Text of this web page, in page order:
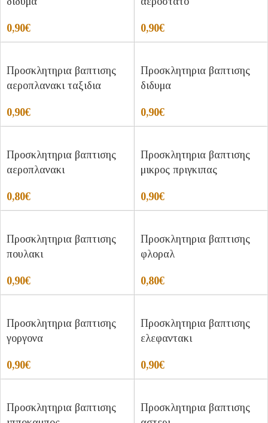
0,90€ 0,90€
Προσκλητηρια βαπτισης
αεροπλανακι ταξιδια
0,90€
Προσκλητηρια βαπτισης
διδυμα
0,90€
Προσκλητηρια βαπτισης
αεροπλανακι
0,80€
Προσκλητηρια βαπτισης
μικρος πριγκιπας
0,90€
Προσκλητηρια βαπτισης
πουλακι
0,90€
Προσκλητηρια βαπτισης
φλοραλ
0,80€
Προσκλητηρια βαπτισης
γοργονα
0,90€
Προσκλητηρια βαπτισης
ελεφαντακι
0,90€
Προσκλητηρια βαπτισης
Προσκλητηρια βαπτισης